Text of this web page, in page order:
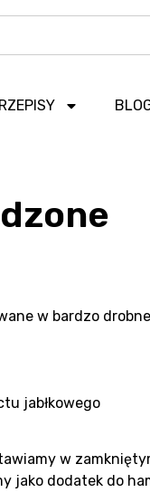
w bardzo drobne
jabłkowego
w
jako dodatek do